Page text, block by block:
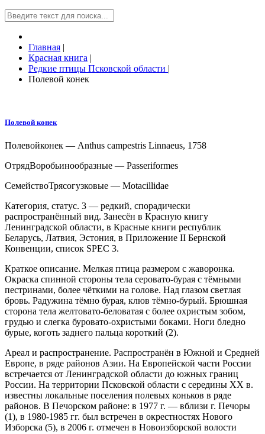
Главная |
Красная книга |
Редкие птицы Псковской области |
Полевой конек
Полевой конек
Полевойконек — Anthus campestris Linnaeus, 1758
ОтрядВоробьинообразные — Passeriformes
СемействоТрясогузковые — Motacillidae
Категория, статус. 3 — редкий, спорадически
распространённый вид. Занесён в Красную книгу
Ленинградской области, в Красные книги респу­блик
Беларусь, Латвия, Эстония, в Приложение II Бернской
Конвенции, список SPEC 3.
Краткое описание. Мелкая птица размером с жаворонка.
Окраска спинной стороны тела серова­то-бурая с тёмными
пестринами, более чёткими на голове. Над глазом светлая
бровь. Радужина тёмно бурая, клюв тёмно-бурый. Брюшная
сторона тела желтовато-беловатая с более охристым зобом,
грудью и слегка буровато-охристыми боками. Ноги бледно
бурые, коготь заднего пальца короткий (2).
Ареал и распространение. Распространён в Южной и Средней
Европе, в ряде районов Азии. На Европейской части России
встречается от Ле­нинградской области до южных границ
России. На территории Псковской области с середины ХХ в.
известны локальные поселения полевых коньков в ряде
районов. В Печорском районе: в 1977 г. — вблизи г. Печоры
(1), в 1980-1985 гг. был встречен в окрестностях Нового
Изборска (5), в 2006 г. отмечен в Новоизборской волости